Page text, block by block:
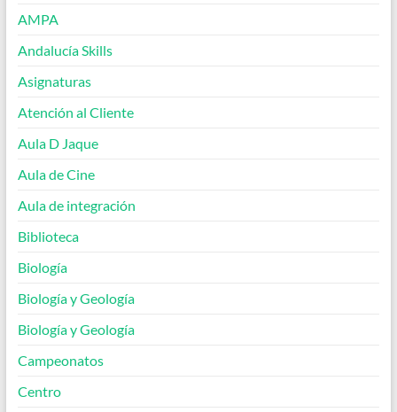
AMPA
Andalucía Skills
Asignaturas
Atención al Cliente
Aula D Jaque
Aula de Cine
Aula de integración
Biblioteca
Biología
Biología y Geología
Biología y Geología
Campeonatos
Centro